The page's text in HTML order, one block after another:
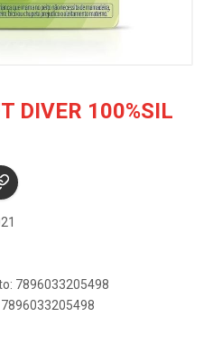
DIVER 100%SIL
7896033205498